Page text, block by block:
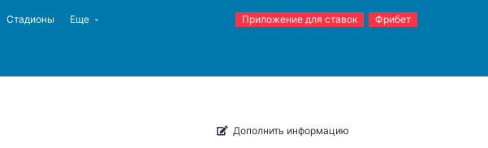
Стадионы Еще Приложение для ставок Фрибет
Дополнить информацию